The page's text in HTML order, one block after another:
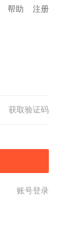
帮助 注册
获取验证码
账号登录